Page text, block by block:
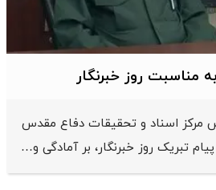
مناسبت روز خبرنگار
مرکز اسناد و تحقیقات دفاع مقدس
تبریک روز خبرنگار، بر آمادگی و…